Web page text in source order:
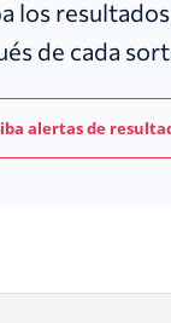
los
de cada
alertas de